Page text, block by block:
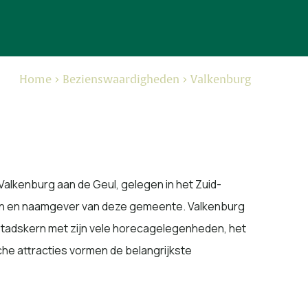
Home Bezienswaardigheden Valkenburg
aan de Geul, gelegen in het Zuid-
naamgever van deze gemeente. Valkenburg
met zijn vele horecagelegenheden, het
attracties vormen de belangrijkste